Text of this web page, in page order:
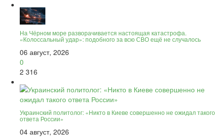
На Чёрном море разворачивается настоящая катастрофа.
«Колоссальный удар»: подобного за всю СВО ещё не случалось
06 август, 2026
0
2 316
Украинский политолог: «Никто в Киеве совершенно не ожидал такого
ответа России»
04 август, 2026